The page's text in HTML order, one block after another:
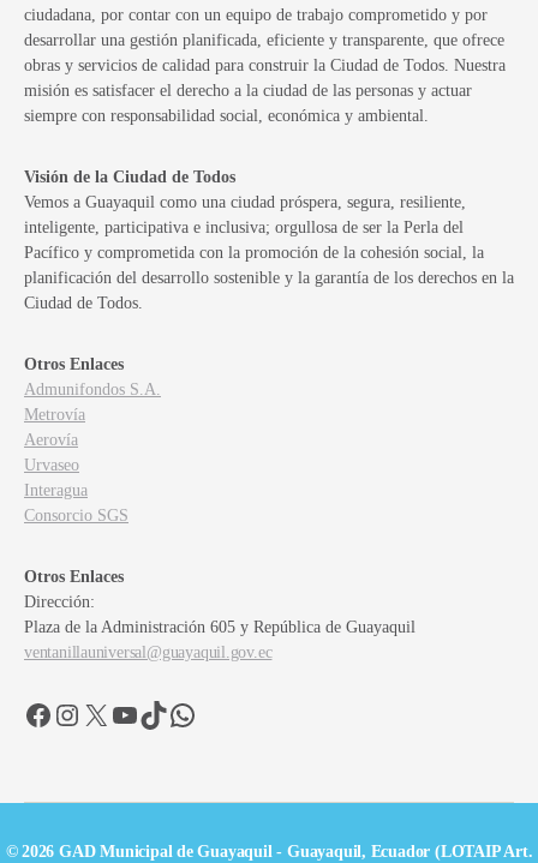
ciudadana, por contar con un equipo de trabajo comprometido y por
desarrollar una gestión planificada, eficiente y transparente, que ofrece
obras y servicios de calidad para construir la Ciudad de Todos. Nuestra
misión es satisfacer el derecho a la ciudad de las personas y actuar
siempre con responsabilidad social, económica y ambiental.
Visión de la Ciudad de Todos
Vemos a Guayaquil como una ciudad próspera, segura, resiliente,
inteligente, participativa e inclusiva; orgullosa de ser la Perla del
Pacífico y comprometida con la promoción de la cohesión social, la
planificación del desarrollo sostenible y la garantía de los derechos en la
Ciudad de Todos.
Otros Enlaces
Admunifondos S.A.
Metrovía
Aerovía
Urvaseo
Interagua
Consorcio SGS
Otros Enlaces
Dirección:
Plaza de la Administración 605 y República de Guayaquil
ventanillauniversal@guayaquil.gov.ec
FacebookInstagram
X YouTube
TikTokWhatsApp
© 2026 GAD Municipal de Guayaquil - Guayaquil, Ecuador (LOTAIP Art.